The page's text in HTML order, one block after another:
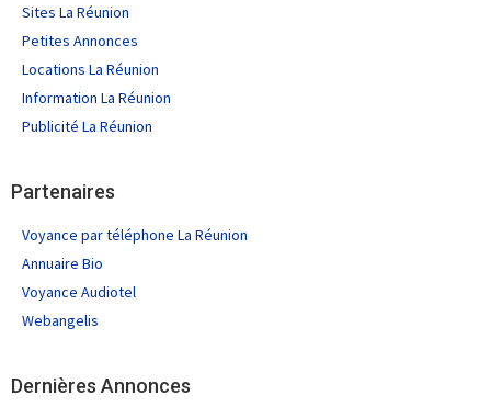
Sites La Réunion
Petites Annonces
Locations La Réunion
Information La Réunion
Publicité La Réunion
Partenaires
Voyance par téléphone La Réunion
Annuaire Bio
Voyance Audiotel
Webangelis
Dernières Annonces